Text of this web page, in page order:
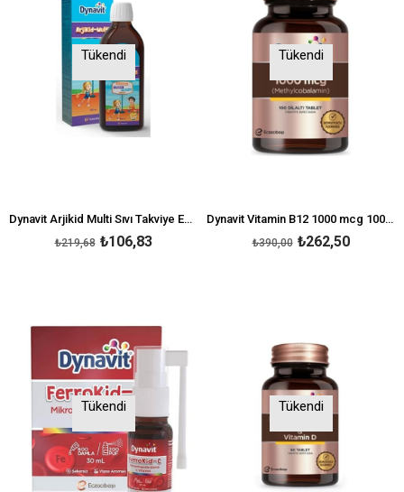
Tükendi
Dynavit Arjikid Multi Sıvı Takviye Edici Gıda 150 ml
₺106,83
₺219,68
Tükendi
Dynavit Vitamin B12 1000 mcg 100 Tablet
₺262,50
₺390,00
Tükendi Tükendi